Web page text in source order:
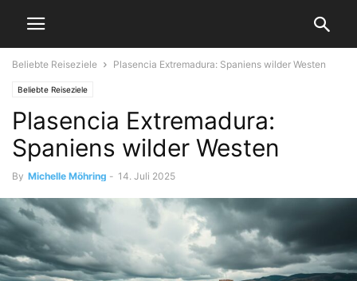
Beliebte Reiseziele Plasencia Extremadura: Spaniens wilder Westen
Beliebte Reiseziele
Plasencia Extremadura:
Spaniens wilder Westen
By Michelle Möhring - 14. Juli 2025